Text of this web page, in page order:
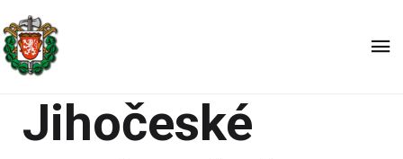
Jihočeské